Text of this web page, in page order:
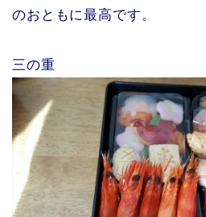
のおともに最高です。
三の重